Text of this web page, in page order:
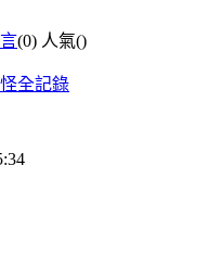
(0) 人氣()
全記錄